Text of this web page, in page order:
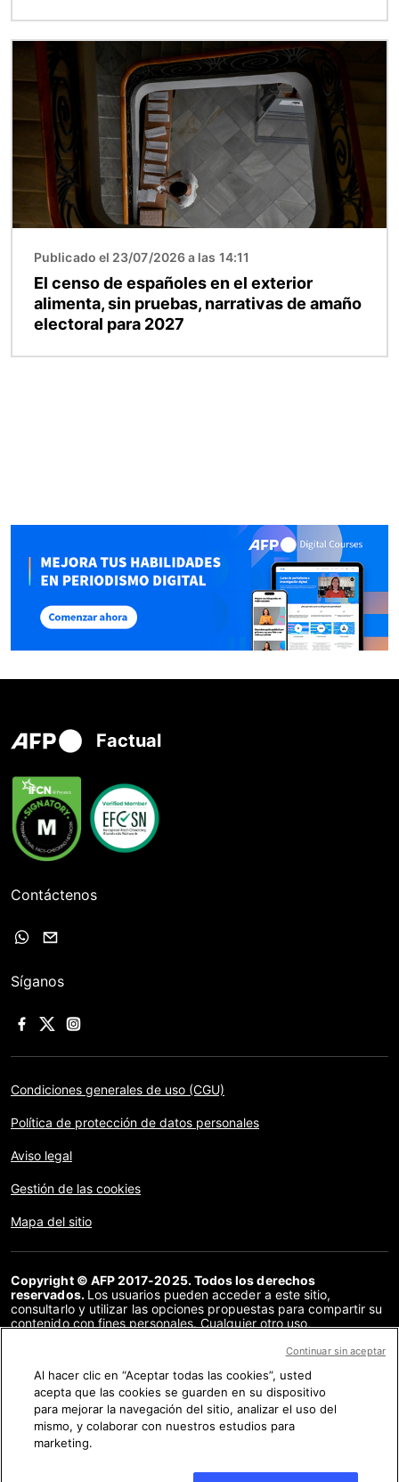
Imagen
Publicado el 23/07/2026 a las 14:11
El censo de españoles en el exterior
alimenta, sin pruebas, narrativas de amaño
electoral para 2027
Factual
Contáctenos
Síganos
Condiciones generales de uso (CGU)
Política de protección de datos personales
Aviso legal
Gestión de las cookies
Mapa del sitio
Copyright © AFP 2017-2025. Todos los derechos
reservados. Los usuarios pueden acceder a este sitio,
consultarlo y utilizar las opciones propuestas para compartir su
contenido con fines personales. Cualquier otro uso,
distribución del contenido de este sitio, en su totalidad o en
acuerdo específico firmado con la AFP, está estrictamente
prohibido. Los elementos analizados en cada verificación se
presentan o se enlazan en tanto en cuanto son necesarios para
la correcta comprensión de la verificación en cuestión. La AFP
no cuenta con derechos sobre los autores ni sobre los
propietarios del copyright de estos contenidos de terceras
Al hacer clic en “Aceptar todas las cookies”, usted
acepta que las cookies se guarden en su dispositivo
para mejorar la navegación del sitio, analizar el uso del
mismo, y colaborar con nuestros estudios para
marketing.
Continuar sin aceptar